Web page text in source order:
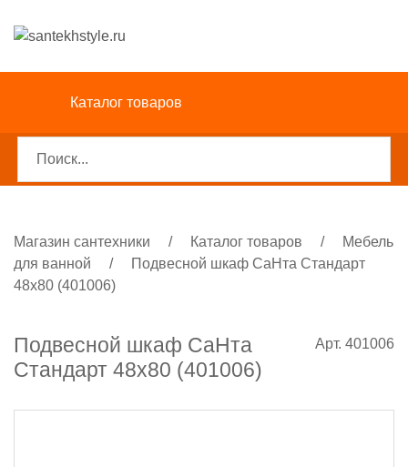
Каталог товаров
Магазин сантехники / Каталог товаров /
Мебель
для ванной
/
Подвесной шкаф СаНта Стандарт
48х80 (401006)
Арт. 401006
Подвесной шкаф СаНта
Стандарт 48х80 (401006)